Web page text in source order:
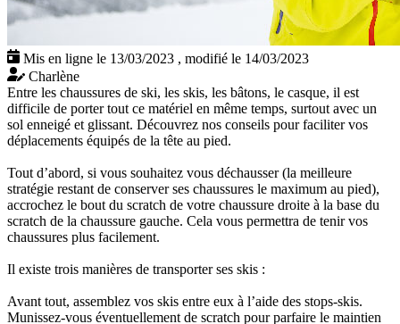
Mis en ligne le 13/03/2023 , modifié le 14/03/2023
Charlène
Entre les chaussures de ski, les skis, les bâtons, le casque, il est
difficile de porter tout ce matériel en même temps, surtout avec un
sol enneigé et glissant. Découvrez nos conseils pour faciliter vos
déplacements équipés de la tête au pied.
Tout d’abord, si vous souhaitez vous déchausser (la meilleure
stratégie restant de conserver ses chaussures le maximum au pied),
accrochez le bout du scratch de votre chaussure droite à la base du
scratch de la chaussure gauche. Cela vous permettra de tenir vos
chaussures plus facilement.
Il existe trois manières de transporter ses skis :
Avant tout, assemblez vos skis entre eux à l’aide des stops-skis.
Munissez-vous éventuellement de scratch pour parfaire le maintien